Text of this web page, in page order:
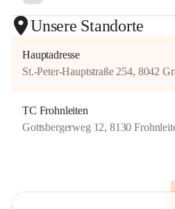
Unsere Standorte
Hauptadresse
St.-Peter-Hauptstraße 254, 8042
TC Frohnleiten
Gottsbergerweg 12, 8130